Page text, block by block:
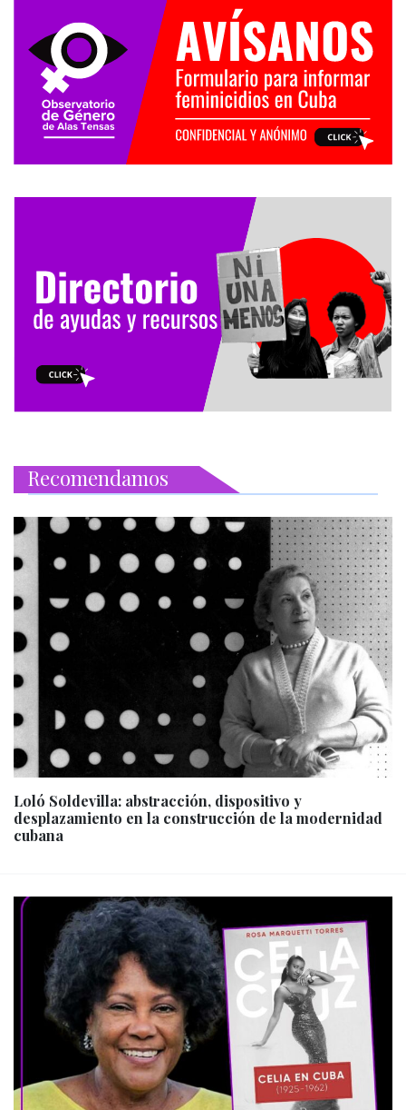
Recomendamos
Loló Soldevilla: abstracción, dispositivo y
desplazamiento en la construcción de la modernidad
cubana